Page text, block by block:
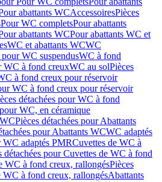
abattants WCAccessoiresPièces
Pour WC completsPour abattants
abattants WCPour abattants WC et
WC et abattants WCWC
pour WC suspendusWC à fond
WC à fond creuxWC au solPièces
à fond creux pour réservoir
WC à fond creux pour réservoir
détachées pour WC à fond
WC, en céramique
Pièces détachées pour Abattants
pour Abattants WCWC adaptés
WC adaptés PMRCuvettes de WC à
détachées pour Cuvettes de WC à fond
WC à fond creux, rallongésPièces
WC à fond creux, rallongésAbattants